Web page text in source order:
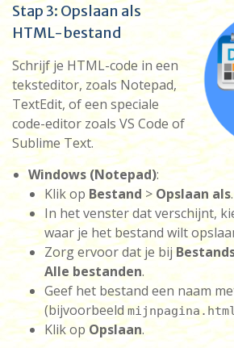
Stap 3: Opslaan als
HTML-bestand
Schrijf je HTML-code in een
teksteditor, zoals Notepad,
TextEdit, of een speciale
code-editor zoals VS Code of
Sublime Text.
Windows (Notepad):
Klik op Bestand > Opslaan als.
In het venster dat verschijnt,
waar je het bestand wilt
Zorg ervoor dat je bij
Alle bestanden.
Geef het bestand een naam
(bijvoorbeeld mijnpagina.html
Klik op Opslaan.